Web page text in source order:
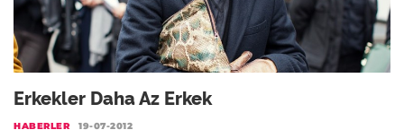
Erkekler Daha Az Erkek
HABERLER 19-07-2012